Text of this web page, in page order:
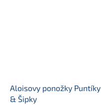
Aloisovy ponožky Puntíky
& Šipky